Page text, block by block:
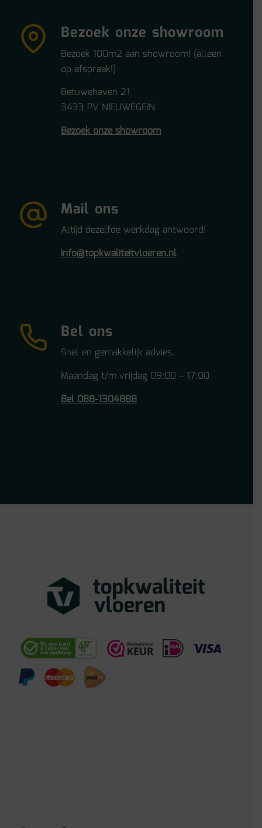
Bezoek onze showroom
Bezoek 100m2 aan showroom! (alleen
op afspraak!)
Betuwehaven 21
3433 PV NIEUWEGEIN
Bezoek onze showroom
Mail ons
Altijd dezelfde werkdag antwoord!
info@topkwaliteitvloeren.nl
Bel ons
Snel en gemakkelijk advies.
Maandag t/m vrijdag 09:00 – 17:00
Bel 088-1304888